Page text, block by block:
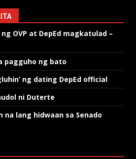
OVP at DepEd magkatulad –
pagguho ng bato
ng dating DepEd official
ni Duterte
na lang hidwaan sa Senado